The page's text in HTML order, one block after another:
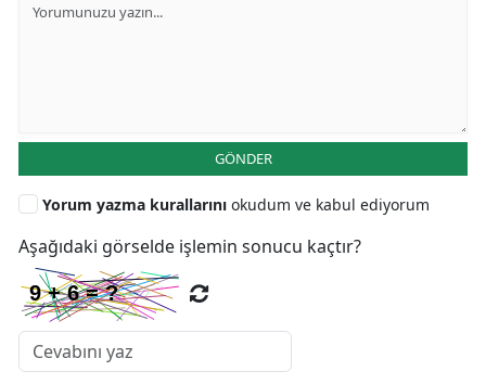
GÖNDER
Yorum yazma kurallarını okudum ve kabul ediyorum
Aşağıdaki görselde işlemin sonucu kaçtır?